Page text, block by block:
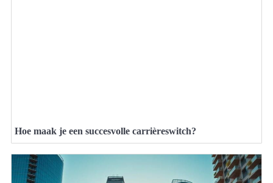
Hoe maak je een succesvolle carrièreswitch?